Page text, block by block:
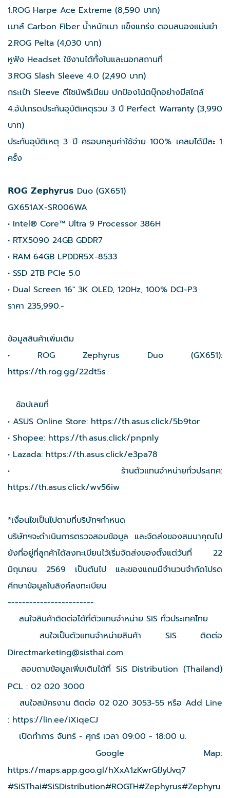
1.ROG Harpe Ace Extreme (8,590 บาท)
เมาส์ Carbon Fiber น้ำหนักเบา แข็งแกร่ง ตอบสนองแม่นยำ
2.ROG Pelta (4,030 บาท)
หูฟัง Headset ใช้งานได้ทั้งในและนอกสถานที่
3.ROG Slash Sleeve 4.0 (2,490 บาท)
กระเป๋า Sleeve ดีไซน์พรีเมียม ปกป้องโน้ตบุ๊กอย่างมีสไตล์
4.อัปเกรดประกันอุบัติเหตุรวม 3 ปี Perfect Warranty (3,990
บาท)
ประกันอุบัติเหตุ 3 ปี ครอบคลุมค่าใช้จ่าย 100% เคลมได้ปีละ 1
ครั้ง
𝗥𝗢𝗚 𝗭𝗲𝗽𝗵𝘆𝗿𝘂𝘀 Duo (GX651)
GX651AX-SR006WA
• Intel® Core™ Ultra 9 Processor 386H
• RTX5090 24GB GDDR7
• RAM 64GB LPDDR5X-8533
• SSD 2TB PCIe 5.0
• Dual Screen 16" 3K OLED, 120Hz, 100% DCI-P3
ราคา 235,990.-
ข้อมูลสินค้าเพิ่มเติม
• ROG Zephyrus Duo (GX651):
https://th.rog.gg/22dt5s
ช้อปเลยที่
• ASUS Online Store: https://th.asus.click/5b9tor
• Shopee: https://th.asus.click/pnpnly
• Lazada: https://th.asus.click/e3pa78
• ร้านตัวแทนจำหน่ายทั่วประเทศ:
https://th.asus.click/wv56iw
*เงื่อนไขเป็นไปตามที่บริษัทฯกำหนด
บริษัทฯจะดำเนินการตรวจสอบข้อมูล และจัดส่งของสมนาคุณไป
ยังที่อยู่ที่ลูกค้าได้ลงทะเบียนไว้เริ่มจัดส่งของตั้งแต่วันที่ 22
มิถุนายน 2569 เป็นต้นไป และของแถมมีจำนวนจำกัดโปรด
ศึกษาข้อมูลในลิงค์ลงทะเบียน
------------------------
สนใจสินค้าติดต่อได้ที่ตัวแทนจำหน่าย SiS ทั่วประเทศไทย
สนใจเป็นตัวแทนจำหน่ายสินค้า SiS ติดต่อ
Directmarketing@sisthai.com
สอบถามข้อมูลเพิ่มเติมได้ที่ SiS Distribution (Thailand)
PCL : 02 020 3000
สนใจสมัครงาน ติดต่อ 02 020 3053-55 หรือ Add Line
: https://lin.ee/iXiqeCJ
เปิดทำการ จันทร์ - ศุกร์ เวลา 09:00 - 18:00 น.
Google Map:
https://maps.app.goo.gl/hXxA1zKwrGfJyUvq7
#SiSThai#SiSDistribution#ROGTH#Zephyrus#Zephyru